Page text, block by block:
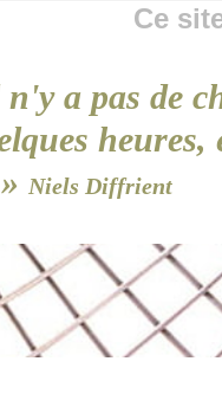
Ce
a pas de
heures,
Niels Diffrient